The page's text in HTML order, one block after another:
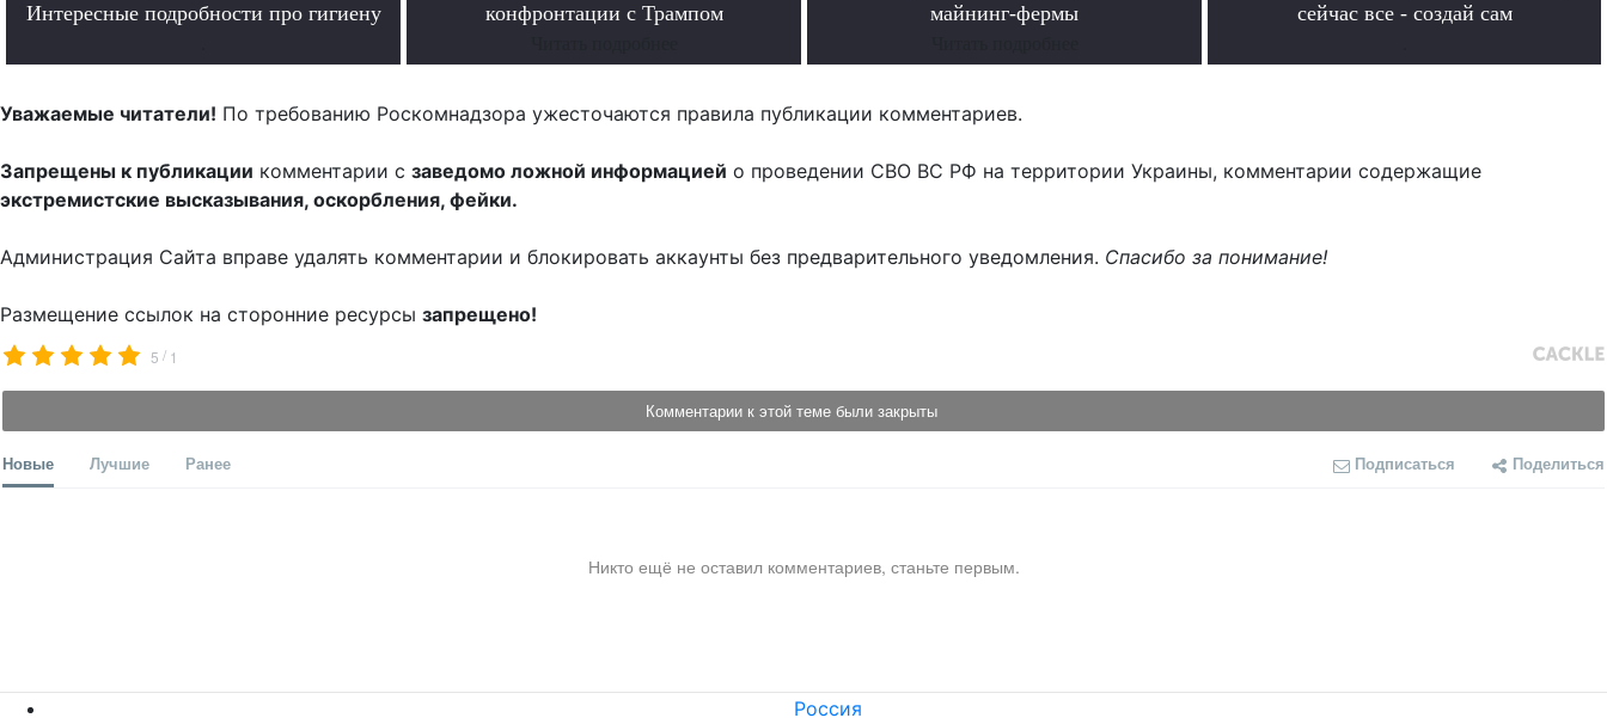
Интересные подробности про гигиену
конфронтации с Трампом
майнинг-фермы
сейчас все - создай сам
Уважаемые читатели! По требованию Роскомнадзора ужесточаются правила публикации комментариев.
Запрещены к публикации комментарии с заведомо ложной информацией о проведении СВО ВС РФ на территории Украины, комментарии содержащие
экстремистские высказывания, оскорбления, фейки.
Администрация Сайта вправе удалять комментарии и блокировать аккаунты без предварительного уведомления. Спасибо за понимание!
Размещение ссылок на сторонние ресурсы запрещено!
5 / 1
Комментарии к этой теме были закрыты
Новые Лучшие Ранее Подписаться Поделиться
Никто ещё не оставил комментариев, станьте первым.
Россия